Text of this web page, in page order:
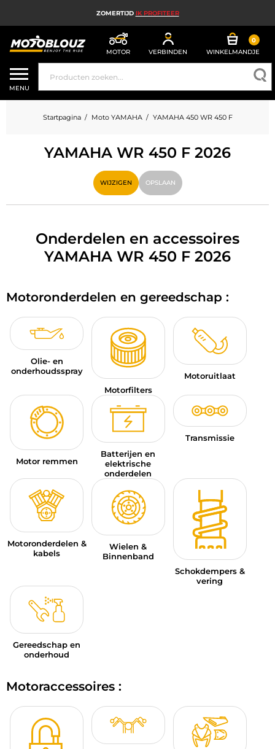
ZOMERTIJD IK PROFITEER
MOTOR VERBINDEN
0
WINKELMANDJE
MOTORHELM
MOTORUITRUSTING HEREN
MOTORUITRUSTING DAMES
MX, ENDURO EN TRAIL
HIGH TECH MOTORFIETS
MOTORAIRBAG
MOTORONDERDELEN EN GEREEDSCHAP
MOTORACCESSOIRES
AANBIEDINGEN EN GOEDE DEALS
CADEAUBONNEN
NL | EUR € — WIJZIGEN
MERKEN
CONTACT MET ONS OPNEMEN
MENU
Startpagina Moto YAMAHA YAMAHA 450 WR 450 F
YAMAHA WR 450 F 2026
WIJZIGEN OPSLAAN
Onderdelen en accessoires
YAMAHA WR 450 F 2026
Motoronderdelen en gereedschap :
Olie- en
onderhoudsspray
Motorfilters
Motoruitlaat
Motor remmen
Batterijen en
elektrische
onderdelen
Transmissie
Motoronderdelen &
kabels
Wielen &
Binnenband
Schokdempers &
vering
Gereedschap en
onderhoud
Motoraccessoires :